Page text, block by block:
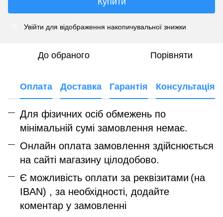
Увійти для відображення накопичувальної знижки
До обраного Порівняти
Оплата Доставка Гарантія Консультація
Для фізичних осіб обмежень по
мінімальній сумі замовлення немає.
Онлайн оплата замовлення здійснюється
на сайті магазину цілодобово.
Є можливість оплати за реквізитами (на
IBAN) , за необхідності, додайте
коментар у замовленні